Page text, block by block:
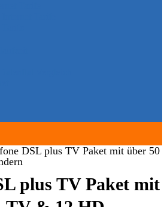
DSL plus TV Paket mit über 50
plus TV Paket mit